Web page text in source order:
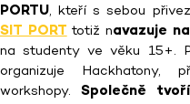
PORTU, kteří s sebou
SIT PORT totiž navazuje
na studenty ve věku 15+.
organizuje Hackhatony,
workshopy. Společně